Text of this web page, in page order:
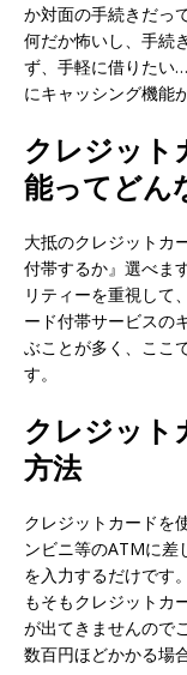
か対面の手続きだっ
何だか怖いし、手続
ず、手軽に借りたい
にキャッシング機能
クレジット
能ってどん
大抵のクレジットカ
付帯するか』選べま
リティーを重視して
ード付帯サービスの
ぶことが多く、ここ
す。
クレジット
方法
クレジットカードを
ンビニ等のATMに差
を入力するだけです
もそもクレジットカ
が出てきませんので
数百円ほどかかる場